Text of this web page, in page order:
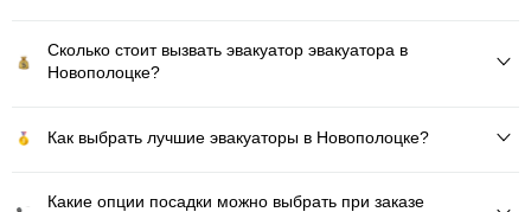
Сколько стоит вызвать эвакуатор эвакуатора в
Новополоцке?
Как выбрать лучшие эвакуаторы в Новополоцке?
Какие опции посадки можно выбрать при заказе